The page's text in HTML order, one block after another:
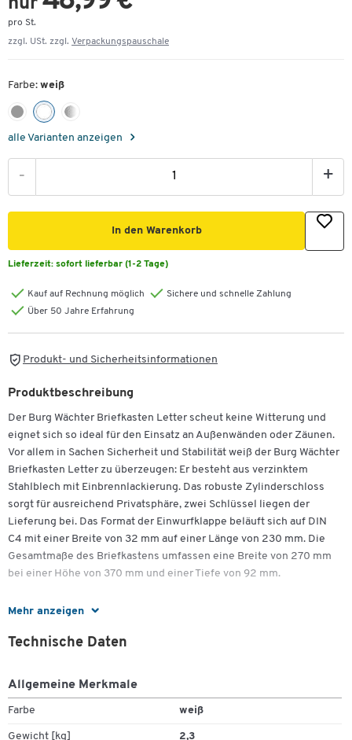
nur
pro St.
zzgl. USt. zzgl. Verpackungspauschale
Farbe: weiß
alle Varianten anzeigen
- +
In den Warenkorb
Lieferzeit: sofort lieferbar (1-2 Tage)
Kauf auf Rechnung möglich
Sichere und schnelle Zahlung
Über 50 Jahre Erfahrung
Produkt- und Sicherheitsinformationen
Mehr anzeigen
Produktbeschreibung
Der Burg Wächter Briefkasten Letter scheut keine Witterung und
eignet sich so ideal für den Einsatz an Außenwänden oder Zäunen.
Vor allem in Sachen Sicherheit und Stabilität weiß der Burg Wächter
Briefkasten Letter zu überzeugen: Er besteht aus verzinktem
Stahlblech mit Einbrennlackierung. Das robuste Zylinderschloss
sorgt für ausreichend Privatsphäre, zwei Schlüssel liegen der
Lieferung bei. Das Format der Einwurfklappe beläuft sich auf DIN
C4 mit einer Breite von 32 mm auf einer Länge von 230 mm. Die
Gesamtmaße des Briefkastens umfassen eine Breite von 270 mm
bei einer Höhe von 370 mm und einer Tiefe von 92 mm.
Einwurf Format: DIN C4
Technische Daten
Allgemeine Merkmale
Farbe weiß
Gewicht [kg] 2,3